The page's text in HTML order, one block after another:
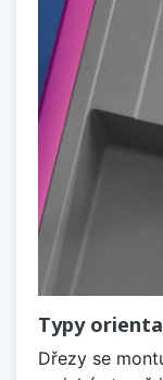
Typy
Dřezy se